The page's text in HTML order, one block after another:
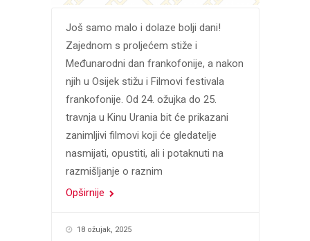
Još samo malo i dolaze bolji dani!
Zajednom s proljećem stiže i
Međunarodni dan frankofonije, a nakon
njih u Osijek stižu i Filmovi festivala
frankofonije. Od 24. ožujka do 25.
travnja u Kinu Urania bit će prikazani
zanimljivi filmovi koji će gledatelje
nasmijati, opustiti, ali i potaknuti na
razmišljanje o raznim
Opširnije
18 ožujak, 2025